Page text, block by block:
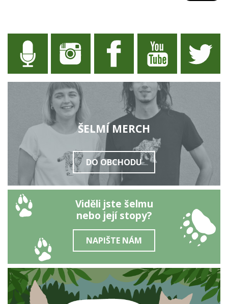
ŠELMÍ MERCH
DO OBCHODU
Viděli jste šelmu
nebo její stopy?
NAPIŠTE NÁM